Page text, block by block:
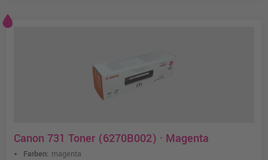
Canon 731 Toner (6270B002) · Magenta
Farben: magenta